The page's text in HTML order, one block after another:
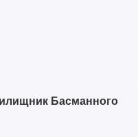
Басманного